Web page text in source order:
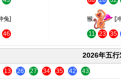
兔]
46
猴 [
11 23 35
2026年五行
13 26 27 34 35 42 43